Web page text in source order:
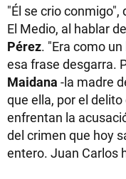
"Él se crio
El Medio, al hablar
Pérez. "Era como
esa frase desgarra.
Maidana -la madre
que ella, por el
enfrentan la
del crimen que hoy
entero. Juan Carlos